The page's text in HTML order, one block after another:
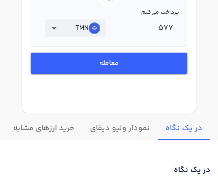
پرداخت می‌کنم
TMN
معامله
در یک نگاه نمودار ولیو دیفای خرید ارزهای مشابه
در یک نگاه